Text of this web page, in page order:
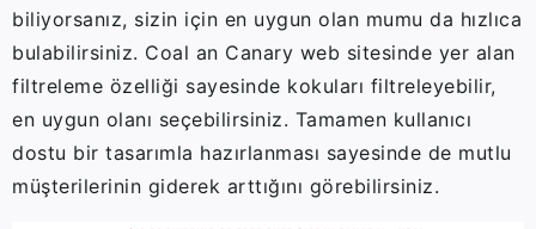
biliyorsanız, sizin için en uygun olan mumu da hızlıca
bulabilirsiniz. Coal an Canary web sitesinde yer alan
filtreleme özelliği sayesinde kokuları filtreleyebilir,
en uygun olanı seçebilirsiniz. Tamamen kullanıcı
dostu bir tasarımla hazırlanması sayesinde de mutlu
müşterilerinin giderek arttığını görebilirsiniz.